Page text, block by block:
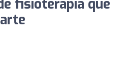
fisioterapia que